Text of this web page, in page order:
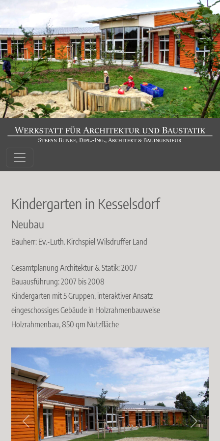
Toggle navigation
Kindergarten in Kesselsdorf
Neubau
Bauherr: Ev.-Luth. Kirchspiel Wilsdruffer Land
Gesamtplanung Architektur & Statik: 2007
Bauausführung: 2007 bis 2008
Kindergarten mit 5 Gruppen, interaktiver Ansatz
eingeschossiges Gebäude in Holzrahmenbauweise
Holzrahmenbau, 850 qm Nutzfläche
Previous Next